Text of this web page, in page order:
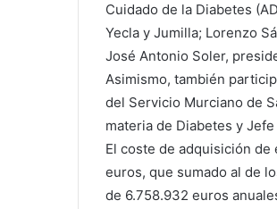
Cuidado de la Diabetes
Yecla y Jumilla; Lorenzo
José Antonio Soler,
Asimismo, también
del Servicio Murciano de
materia de Diabetes y
El coste de adquisición
euros, que sumado al de
de 6.758.932 euros